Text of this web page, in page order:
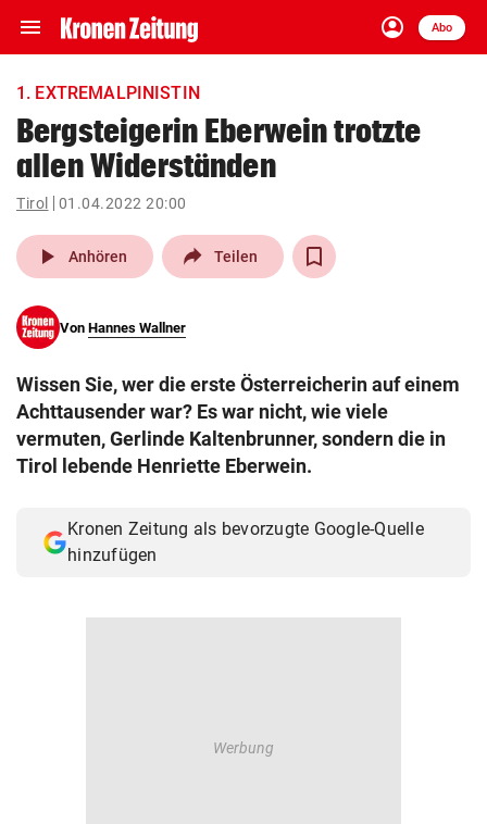
menu Navigation
ein-/ausklappen
account_circle
Anmelden
Abo
close Schließen
account_circle Anmelden
pin_drop
Wien arrow_right
search
eingeben
Muthgasse 2, 1190 Wien
1. EXTREMALPINISTIN
Bergsteigerin Eberwein trotzte
allen Widerständen
Tirol 01.04.2022 20:00
play_arrow Anhören Teilen
Von Hannes Wallner
Wissen Sie, wer die erste Österreicherin auf einem
Achttausender war? Es war nicht, wie viele
vermuten, Gerlinde Kaltenbrunner, sondern die in
Tirol lebende Henriette Eberwein.
Kronen Zeitung als bevorzugte Google-Quelle
hinzufügen